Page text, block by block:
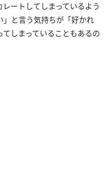
ートしてしまっているよう
と言う気持ちが「好かれ
しまっていることもあるの